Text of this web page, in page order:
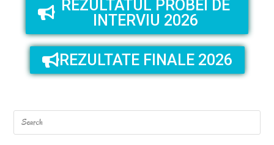
REZULTATUL PROBEI DE
INTERVIU 2026
REZULTATE FINALE 2026